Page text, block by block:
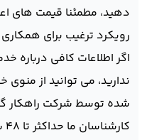
دهید، مطمئنا قیمت های
رویکرد ترغیب برای
اگر اطلاعات کافی درباره
ندارید، می توانید از
شده توسط شرکت راهکار